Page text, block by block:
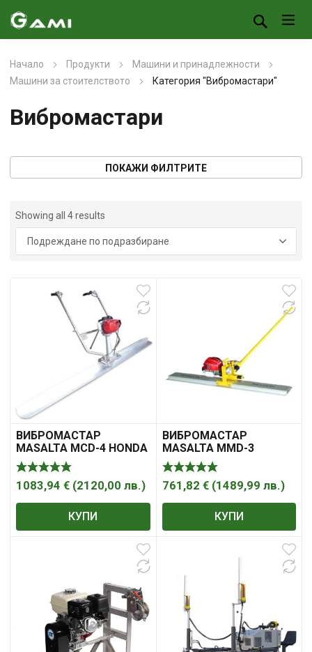
Начало Продукти
Машини и принадлежности
Машини за стоителството
Категория "Вибромастари"
Вибромастари
ПОКАЖИ ФИЛТРИТЕ
Showing all 4 results
ВИБРОМАСТАР
MASALTA MCD-4 HONDA
GX35
1083,94 € (2120,00 лв.)
КУПИ
ВИБРОМАСТАР
MASALTA MMD-3
761,82 € (1489,99 лв.)
КУПИ